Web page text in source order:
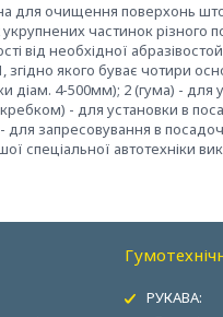
для очищення поверхонь
частинок
від необхідної
якого буває чотири
4-500мм); 2 (гума) - для
- для установки в
запресовування в
спеціальної автотехніки
РУКАВА: